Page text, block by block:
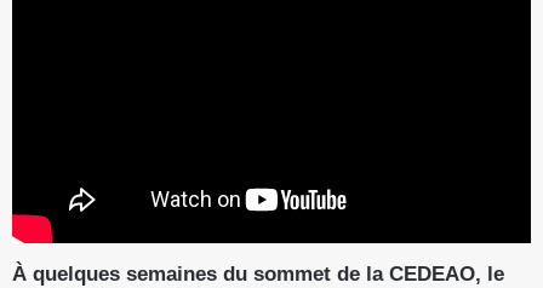
À quelques semaines du sommet de la CEDEAO, le